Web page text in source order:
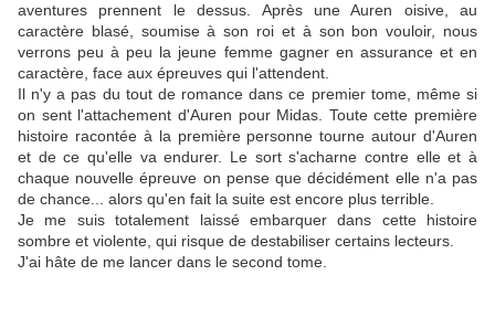
aventures prennent le dessus. Après une Auren oisive, au
caractère blasé, soumise à son roi et à son bon vouloir, nous
verrons peu à peu la jeune femme gagner en assurance et en
caractère, face aux épreuves qui l'attendent.
Il n'y a pas du tout de romance dans ce premier tome, même si
on sent l'attachement d'Auren pour Midas. Toute cette première
histoire racontée à la première personne tourne autour d'Auren
et de ce qu'elle va endurer. Le sort s'acharne contre elle et à
chaque nouvelle épreuve on pense que décidément elle n'a pas
de chance... alors qu'en fait la suite est encore plus terrible.
Je me suis totalement laissé embarquer dans cette histoire
sombre et violente, qui risque de destabiliser certains lecteurs.
J'ai hâte de me lancer dans le second tome.